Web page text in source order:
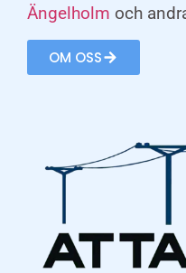
Ängelholm och
OM OSS